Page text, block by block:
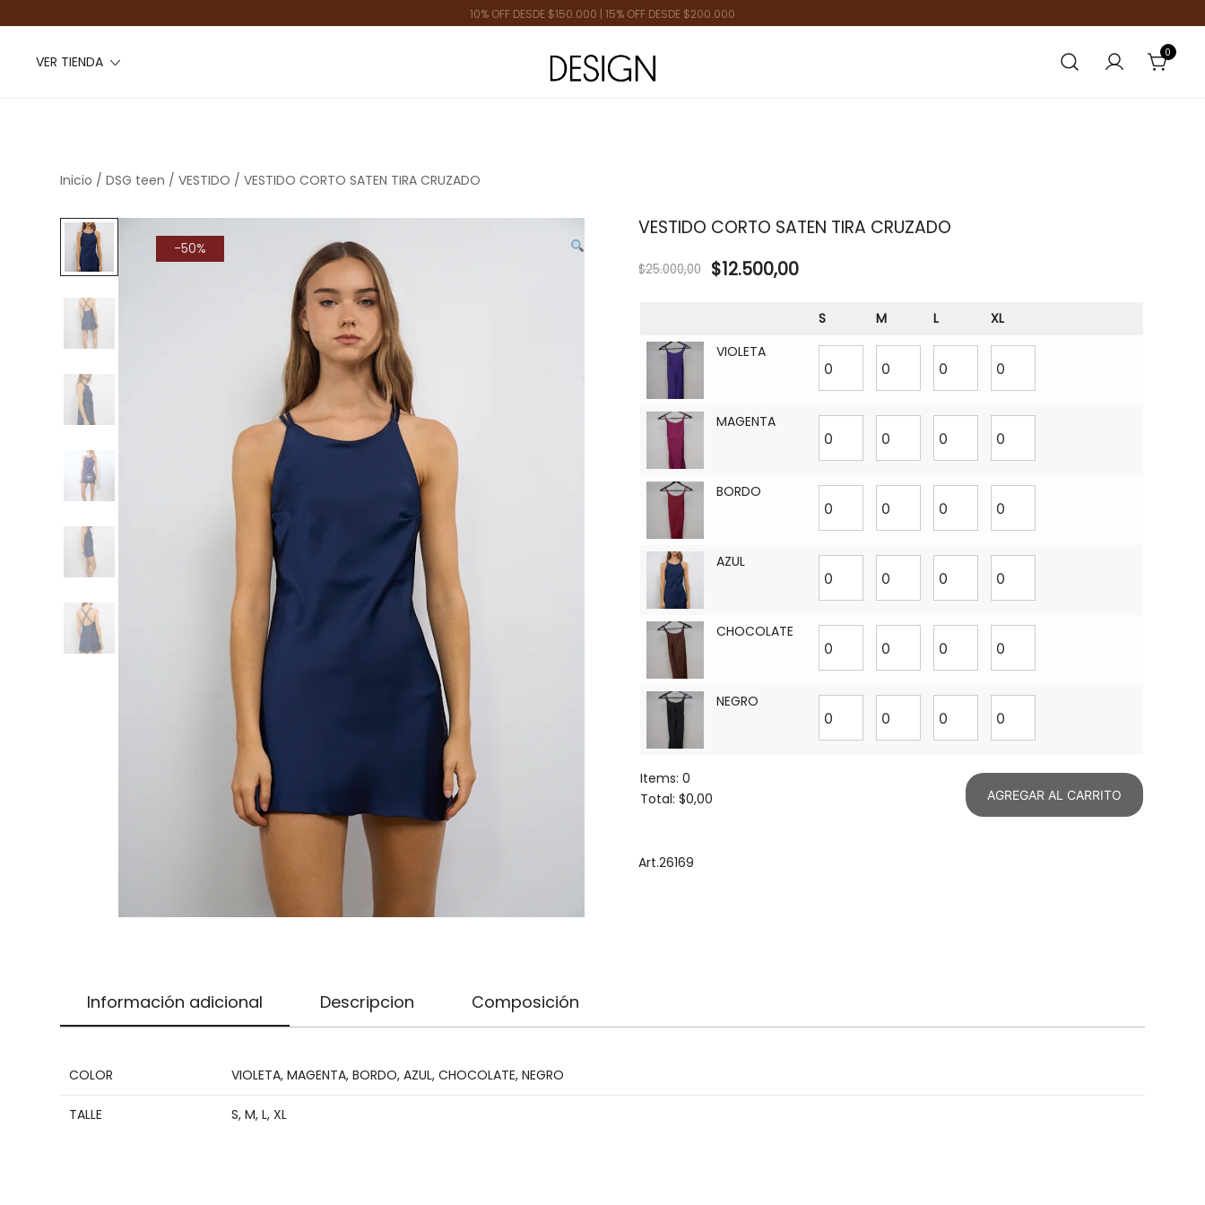
ENVÍOS A TODO EL PAÍS | VENTA MAYORISTA
VER TIENDA
0
Inicio / DSG teen / VESTIDO / VESTIDO CORTO SATEN TIRA CRUZADO
-50%
VESTIDO CORTO SATEN TIRA CRUZADO
$25.000,00 $12.500,00
S M L
XL
VIOLETA
MAGENTA
BORDO
AZUL
CHOCOLATE
NEGRO
Items: 0
Total: $0,00
Your
AGREGAR AL CARRITO
Art.26169
Información adicional Descripcion Composición
COLOR VIOLETA, MAGENTA, BORDO, AZUL, CHOCOLATE, NEGRO
TALLE S, M, L, XL